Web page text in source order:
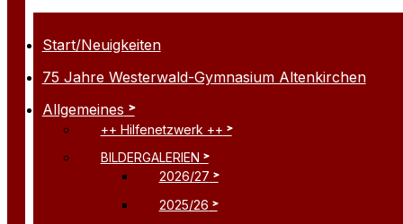
Start/Neuigkeiten
75 Jahre Westerwald-Gymnasium Altenkirchen
Allgemeines
++ Hilfenetzwerk ++
BILDERGALERIEN
2026/27
2025/26